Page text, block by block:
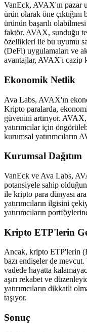
VanEck, AVAX'ın pazar
ürün olarak öne
ürünün başarılı
faktör. AVAX, sunduğu
özellikleri ile bu uyumu
(DeFi) uygulamaları ve
avantajlar, AVAX'ı cazip
Ekonomik Netlik
Ava Labs, AVAX'ın
Kripto paralarda,
güvenini artırıyor.
yatırımcılar için
kurumsal yatırımcıların
Kurumsal Dağıtım
VanEck ve Ava Labs,
potansiyele sahip
ile kripto para dünyası
yatırımcıların ilgisini
yatırımcıların
Kripto ETP'lerin
Ancak, kripto ETP'lerin
bazı endişeler de
vadede hayatta
aşırı rekabet ve
yatırımcıların dikkatli
taşıyor.
Sonuç